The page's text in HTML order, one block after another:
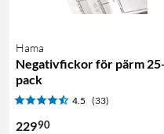
Hama
Negativfickor för pärm 25-
pack
4.5 (33)
22990